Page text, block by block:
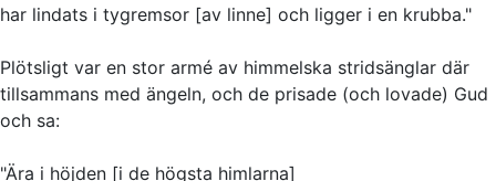
har lindats i tygremsor [av linne] och ligger i en krubba."
Plötsligt var en stor armé av himmelska stridsänglar där
tillsammans med ängeln, och de prisade (och lovade) Gud
och sa:
"Ära i höjden [i de högsta himlarna]